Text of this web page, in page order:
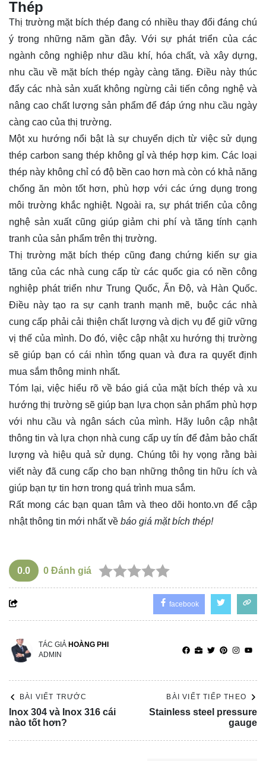
Thép
Thị trường mặt bích thép đang có nhiều thay đổi đáng chú
ý trong những năm gần đây. Với sự phát triển của các
ngành công nghiệp như dầu khí, hóa chất, và xây dựng,
nhu cầu về mặt bích thép ngày càng tăng. Điều này thúc
đẩy các nhà sản xuất không ngừng cải tiến công nghệ và
nâng cao chất lượng sản phẩm để đáp ứng nhu cầu ngày
càng cao của thị trường.
Một xu hướng nổi bật là sự chuyển dịch từ việc sử dụng
thép carbon sang thép không gỉ và thép hợp kim. Các loại
thép này không chỉ có độ bền cao hơn mà còn có khả năng
chống ăn mòn tốt hơn, phù hợp với các ứng dụng trong
môi trường khắc nghiệt. Ngoài ra, sự phát triển của công
nghệ sản xuất cũng giúp giảm chi phí và tăng tính cạnh
tranh của sản phẩm trên thị trường.
Thị trường mặt bích thép cũng đang chứng kiến sự gia
tăng của các nhà cung cấp từ các quốc gia có nền công
nghiệp phát triển như Trung Quốc, Ấn Độ, và Hàn Quốc.
Điều này tạo ra sự cạnh tranh mạnh mẽ, buộc các nhà
cung cấp phải cải thiện chất lượng và dịch vụ để giữ vững
vị thế của mình. Do đó, việc cập nhật xu hướng thị trường
sẽ giúp bạn có cái nhìn tổng quan và đưa ra quyết định
mua sắm thông minh nhất.
Tóm lại, việc hiểu rõ về báo giá của mặt bích thép và xu
hướng thị trường sẽ giúp bạn lựa chọn sản phẩm phù hợp
với nhu cầu và ngân sách của mình. Hãy luôn cập nhật
thông tin và lựa chọn nhà cung cấp uy tín để đảm bảo chất
lượng và hiệu quả sử dụng. Chúng tôi hy vọng rằng bài
viết này đã cung cấp cho bạn những thông tin hữu ích và
giúp bạn tự tin hơn trong quá trình mua sắm.
Rất mong các bạn quan tâm và theo dõi honto.vn để cập
nhật thông tin mới nhất về báo giá mặt bích thép!
0.0 0 Đánh giá
facebook
TÁC GIẢ HOÀNG PHI
ADMIN
BÀI VIẾT TRƯỚC
Inox 304 và Inox 316 cái
nào tốt hơn?
BÀI VIẾT TIẾP THEO
Stainless steel pressure
gauge